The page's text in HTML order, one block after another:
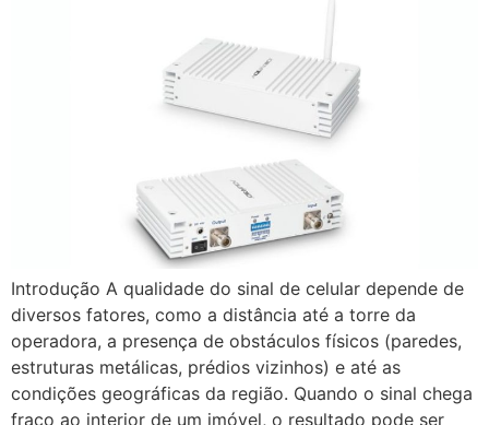
Introdução A qualidade do sinal de celular depende de
diversos fatores, como a distância até a torre da
operadora, a presença de obstáculos físicos (paredes,
estruturas metálicas, prédios vizinhos) e até as
condições geográficas da região. Quando o sinal chega
fraco ao interior de um imóvel, o resultado pode ser